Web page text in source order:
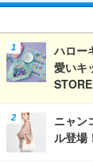
ハロー
愛いキ
STORE
ニャン
ル登場